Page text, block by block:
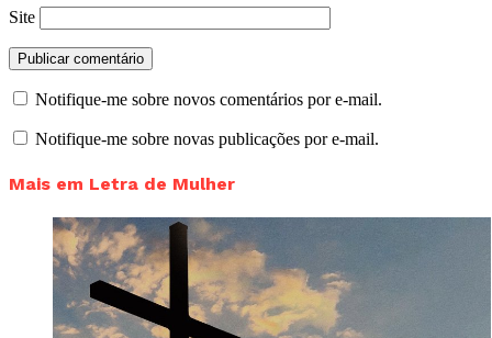
Site
Notifique-me sobre novos comentários por e-mail.
Notifique-me sobre novas publicações por e-mail.
Mais em Letra de Mulher